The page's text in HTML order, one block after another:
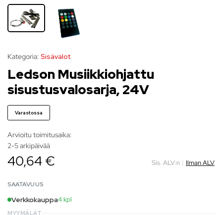
Kategoria: Sisävalot
Ledson Musiikkiohjattu
sisustusvalosarja, 24V
Varastossa
Arvioitu toimitusaika:
2-5 arkipäivää
40,64 € Sis. ALV:n | Ilman ALV
SAATAVUUS
Verkkokauppa4 kpl
MYYMÄLÄT